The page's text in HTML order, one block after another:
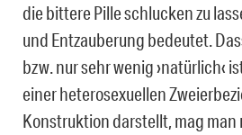
die bittere Pille schlucken zu
und Entzauberung bedeutet.
bzw. nur sehr wenig ›natürlich‹
einer heterosexuellen
Konstruktion darstellt, mag man